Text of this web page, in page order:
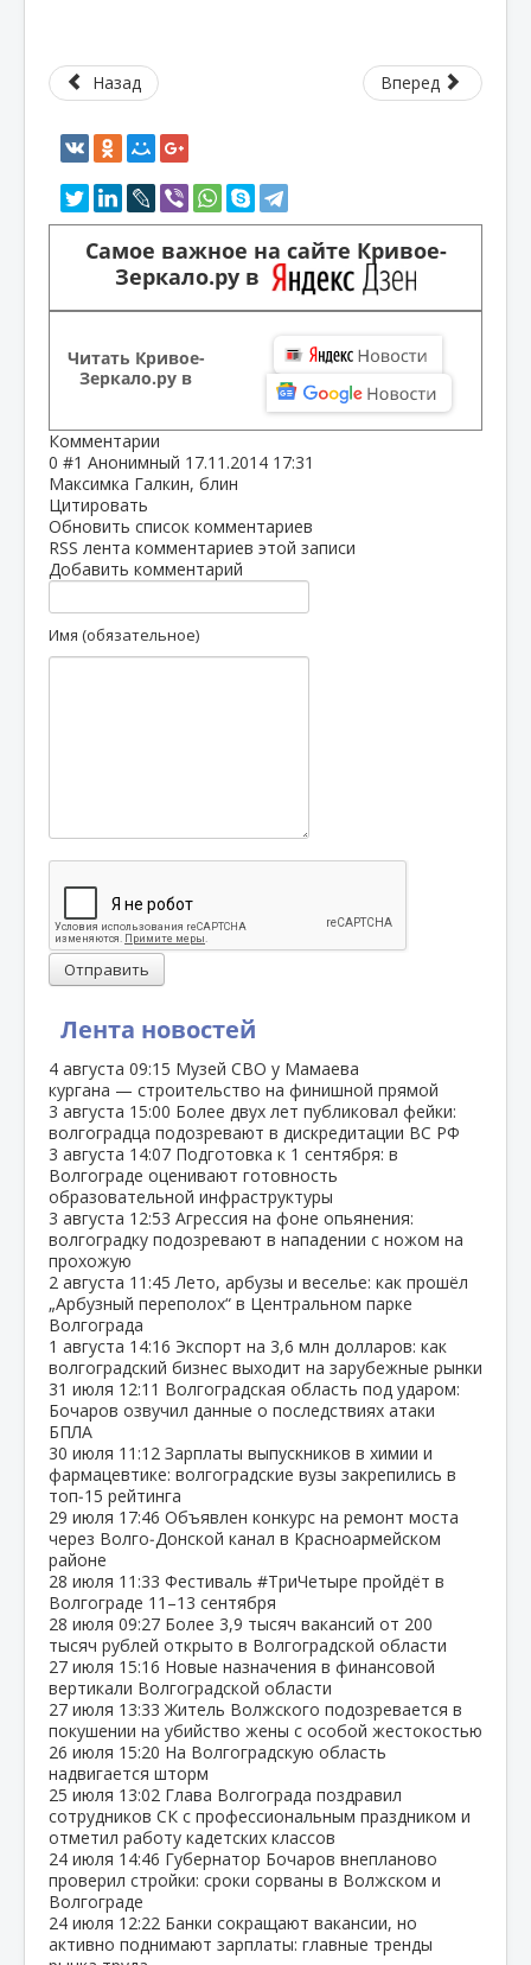
Лента новостей
4 августа 09:15 Музей СВО у Мамаева
кургана — строительство на финишной прямой
3 августа 15:00 Более двух лет публиковал фейки:
волгоградца подозревают в дискредитации ВС РФ
3 августа 14:07 Подготовка к 1 сентября: в
Волгограде оценивают готовность
образовательной инфраструктуры
3 августа 12:53 Агрессия на фоне опьянения:
волгоградку подозревают в нападении с ножом на
прохожую
2 августа 11:45 Лето, арбузы и веселье: как прошёл
„Арбузный переполох“ в Центральном парке
Волгограда
1 августа 14:16 Экспорт на 3,6 млн долларов: как
волгоградский бизнес выходит на зарубежные рынки
31 июля 12:11 Волгоградская область под ударом:
Бочаров озвучил данные о последствиях атаки
БПЛА
30 июля 11:12 Зарплаты выпускников в химии и
фармацевтике: волгоградские вузы закрепились в
топ‑15 рейтинга
29 июля 17:46 Объявлен конкурс на ремонт моста
через Волго‑Донской канал в Красноармейском
районе
28 июля 11:33 Фестиваль #ТриЧетыре пройдёт в
Волгограде 11–13 сентября
28 июля 09:27 Более 3,9 тысяч вакансий от 200
тысяч рублей открыто в Волгоградской области
27 июля 15:16 Новые назначения в финансовой
вертикали Волгоградской области
27 июля 13:33 Житель Волжского подозревается в
покушении на убийство жены с особой жестокостью
26 июля 15:20 На Волгоградскую область
надвигается шторм
25 июля 13:02 Глава Волгограда поздравил
сотрудников СК с профессиональным праздником и
отметил работу кадетских классов
24 июля 14:46 Губернатор Бочаров внепланово
проверил стройки: сроки сорваны в Волжском и
Волгограде
24 июля 12:22 Банки сокращают вакансии, но
активно поднимают зарплаты: главные тренды
Назад Вперед
Самое важное на сайте Кривое-
Зеркало.ру в
Читать Кривое-
Зеркало.ру в
Комментарии
0 #1 Анонимный 17.11.2014 17:31
Максимка Галкин, блин
Цитировать
Обновить список комментариев
RSS лента комментариев этой записи
Добавить комментарий
Имя (обязательное)
Отправить